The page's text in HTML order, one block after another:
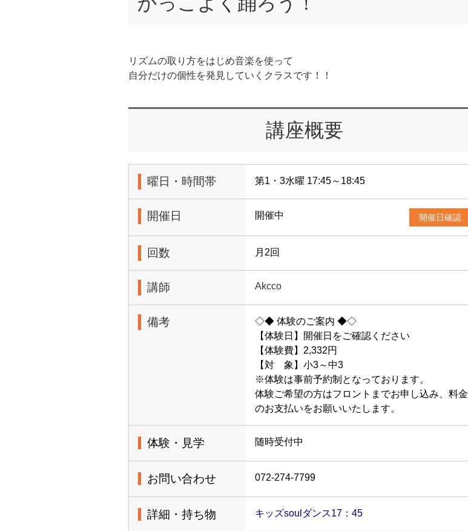
リズムの取り方をはじめ音楽を使って
自分だけの個性を発見していくクラスです！！
講座概要
曜日・時間帯 第1・3水曜 17:45～18:45
開催日 開催中 開催日確認
回数 月2回
講師 Akcco
備考
◇◆ 体験のご案内 ◆◇
【体験日】開催日をご確認ください
【体験費】2,332円
【対 象】小3～中3
※体験は事前予約制となっております。
体験ご希望の方はフロントまでお申し込み、料金
のお支払いをお願いいたします。
体験・見学 随時受付中
お問い合わせ 072-274-7799
詳細・持ち物 キッズsoulダンス17：45